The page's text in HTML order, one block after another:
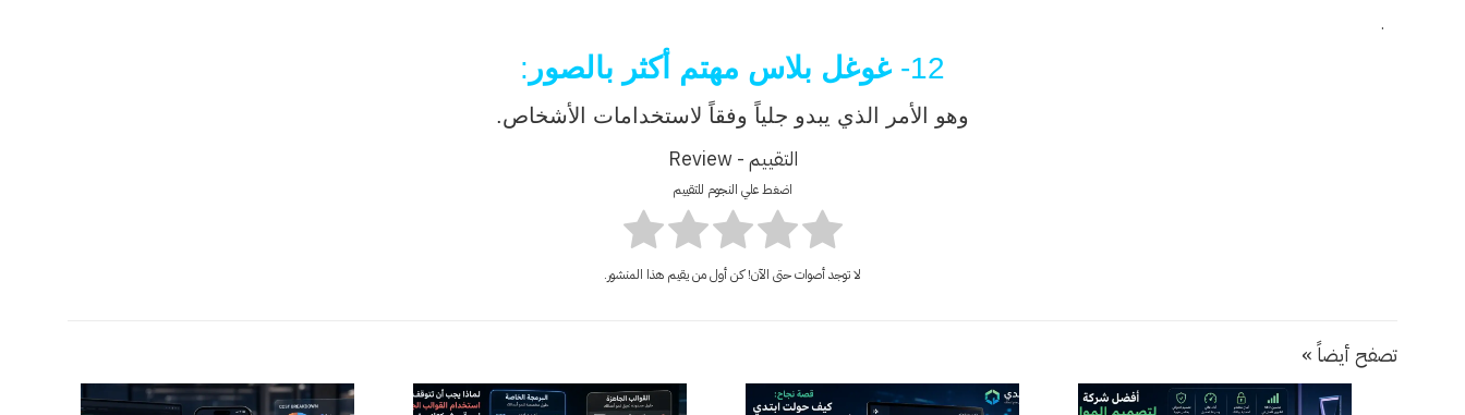
.
12- غوغل بلاس مهتم أكثر بالصور :
وهو الأمر الذي يبدو جلياً وفقاً لاستخدامات الأشخاص.
التقييم - Review
اضغط علي النجوم للتقييم
لا توجد أصوات حتى الآن! كن أول من يقيم هذا المنشور.
تصفح أيضاً »